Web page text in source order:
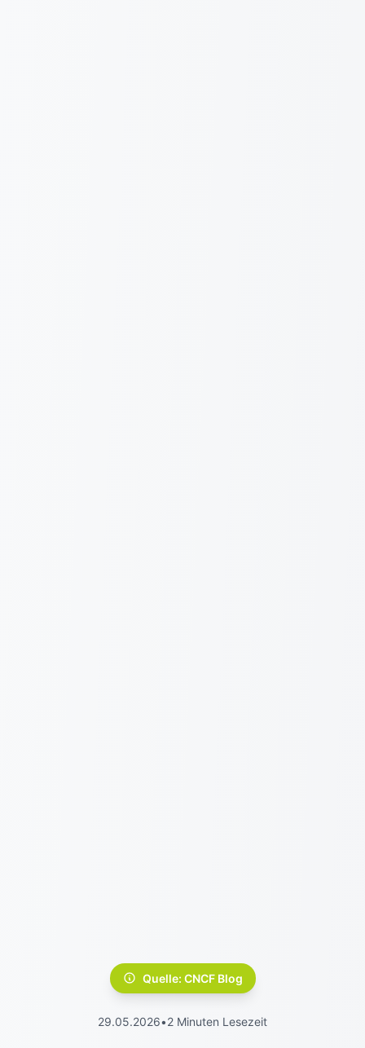
Quelle: CNCF Blog
29.05.2026•2 Minuten Lesezeit